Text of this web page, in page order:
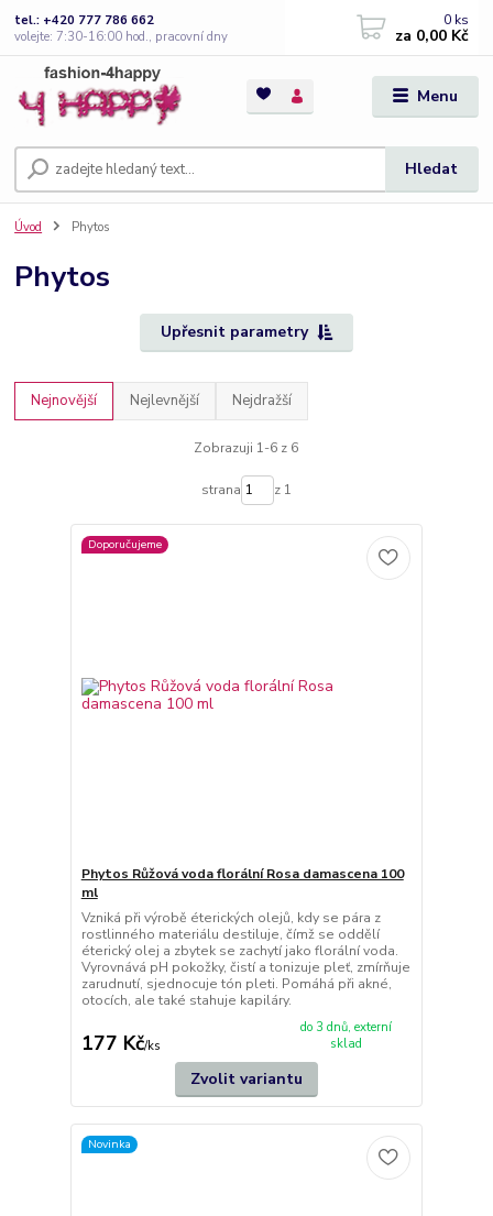
Menu
Hledat
tel.: +420 777 786 662
volejte: 7:30-16:00 hod., pracovní dny
0 ks
za 0,00 Kč
Úvod Phytos
Phytos
Upřesnit parametry
Nejnovější Nejlevnější Nejdražší
Zobrazuji 1-6 z 6
strana z 1
Doporučujeme
Phytos Růžová voda florální Rosa damascena 100
ml
Vzniká při výrobě éterických olejů, kdy se pára z
rostlinného materiálu destiluje, čímž se oddělí
éterický olej a zbytek se zachytí jako florální voda.
Vyrovnává pH pokožky, čistí a tonizuje pleť, zmírňuje
zarudnutí, sjednocuje tón pleti. Pomáhá při akné,
otocích, ale také stahuje kapiláry.
177 Kč/ks
do 3 dnů, externí
sklad
Zvolit variantu
Novinka